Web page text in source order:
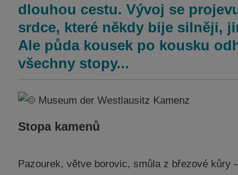
dlouhou cestu. Vývoj se
srdce, které někdy bije silněji,
Ale půda kousek po kousku
všechny stopy...
Stopa kamenů
Pazourek, větve borovic, smůla z březové kůry